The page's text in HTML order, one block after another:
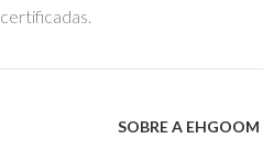
certificadas.
SOBRE A EHGOOM